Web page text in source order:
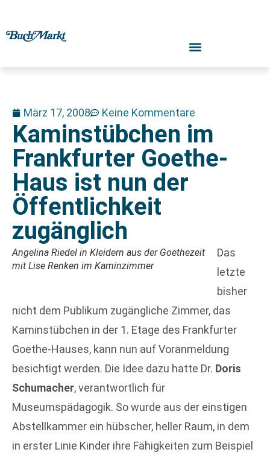
März 17, 2008 Keine Kommentare
Kaminstübchen im
Frankfurter Goethe-
Haus ist nun der
Öffentlichkeit
zugänglich
Angelina Riedel in Kleidern aus der Goethezeit
mit Lise Renken im Kaminzimmer
Das
letzte
bisher
nicht dem Publikum zugängliche Zimmer, das
Kaminstübchen in der 1. Etage des Frankfurter
Goethe-Hauses, kann nun auf Voranmeldung
besichtigt werden. Die Idee dazu hatte Dr. Doris
Schumacher, verantwortlich für
Museumspädagogik. So wurde aus der einstigen
Abstellkammer ein hübscher, heller Raum, in dem
in erster Linie Kinder ihre Fähigkeiten zum Beispiel